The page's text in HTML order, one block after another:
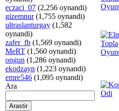
eczaci_07 (2,256 oynandi)
gizemnur(1,755 oynandi)
ultraslanturgay (1,582
oynandi)
zafer_fb (1,569 oynandi)
MeRT (1,560 oynandi)
ongun (1,286 oynandi)
ekodzayn (1,223 oynandi)
emre546 (1,095 oynandi)
Ara